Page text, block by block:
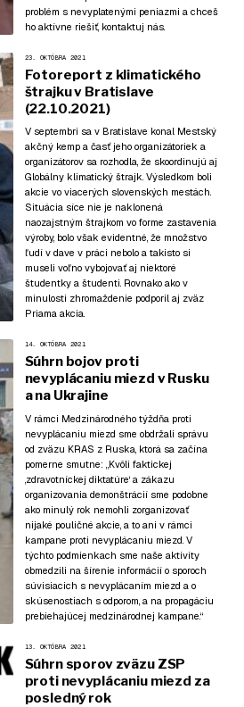
problém s nevyplatenými peniazmi a chceš
ho aktívne riešiť, kontaktuj nás.
23. OKTÓBRA 2021
Fotoreport z klimatického
štrajku v Bratislave
(22.10.2021)
V septembri sa v Bratislave konal Mestský
akčný kemp a časť jeho organizátoriek a
organizátorov sa rozhodla, že skoordinujú aj
Globálny klimatický štrajk. Výsledkom boli
akcie vo viacerých slovenských mestách.
Situácia síce nie je naklonená
naozajstným štrajkom vo forme zastavenia
výroby, bolo však evidentné, že množstvo
ľudí v dave v práci nebolo a takisto si
museli voľno vybojovať aj niektoré
študentky a študenti. Rovnako ako v
minulosti zhromaždenie podporil aj zväz
Priama akcia.
14. OKTÓBRA 2021
Súhrn bojov proti
nevyplácaniu miezd v Rusku
a na Ukrajine
V rámci Medzinárodného týždňa proti
nevyplácaniu miezd sme obdržali správu
od zväzu KRAS z Ruska, ktorá sa začína
pomerne smutne: „Kvôli faktickej
‚zdravotníckej diktatúre‘ a zákazu
organizovania demonštrácií sme podobne
ako minulý rok nemohli zorganizovať
nijaké pouličné akcie, a to ani v rámci
kampane proti nevyplácaniu miezd. V
týchto podmienkach sme naše aktivity
obmedzili na šírenie informácií o sporoch
súvisiacich s nevyplácaním miezd a o
skúsenostiach s odporom, a na propagáciu
prebiehajúcej medzinárodnej kampane.“
13. OKTÓBRA 2021
Súhrn sporov zväzu ZSP
proti nevyplácaniu miezd za
posledný rok